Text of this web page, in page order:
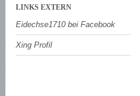
LINKS EXTERN
Eidechse1710 bei Facebook
Xing Profil